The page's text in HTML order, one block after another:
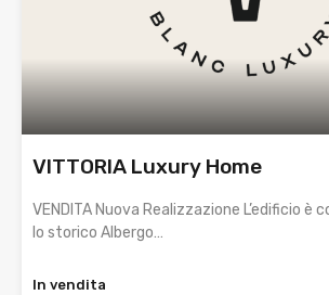
VITTORIA Luxury Home
VENDITA Nuova Realizzazione L’edificio è
lo storico Albergo…
In vendita